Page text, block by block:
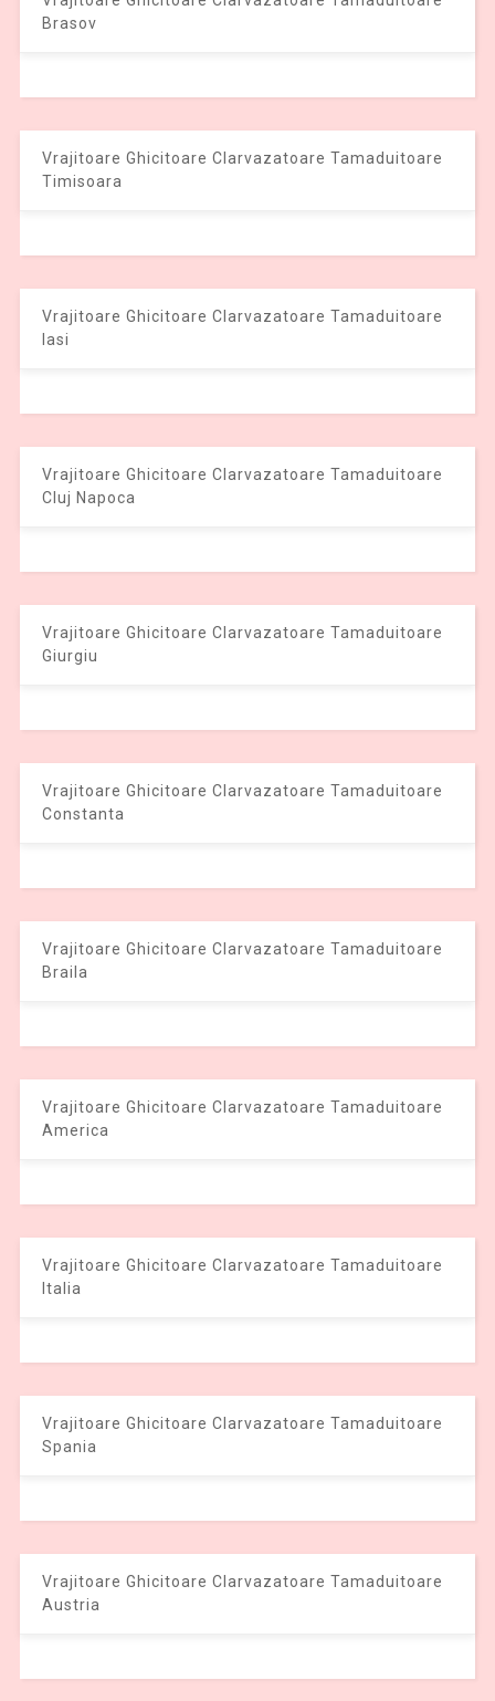
Brasov
Vrajitoare Ghicitoare Clarvazatoare Tamaduitoare
Timisoara
Vrajitoare Ghicitoare Clarvazatoare Tamaduitoare
Iasi
Vrajitoare Ghicitoare Clarvazatoare Tamaduitoare
Cluj Napoca
Vrajitoare Ghicitoare Clarvazatoare Tamaduitoare
Giurgiu
Vrajitoare Ghicitoare Clarvazatoare Tamaduitoare
Constanta
Vrajitoare Ghicitoare Clarvazatoare Tamaduitoare
Braila
Vrajitoare Ghicitoare Clarvazatoare Tamaduitoare
America
Vrajitoare Ghicitoare Clarvazatoare Tamaduitoare
Italia
Vrajitoare Ghicitoare Clarvazatoare Tamaduitoare
Spania
Vrajitoare Ghicitoare Clarvazatoare Tamaduitoare
Austria